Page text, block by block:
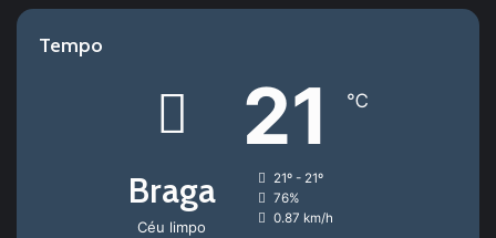
Tempo
Braga
Céu limpo
21 ℃
21º - 21º
76%
0.87 km/h